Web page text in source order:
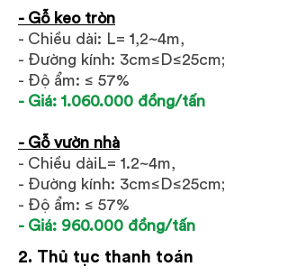
- Gỗ keo tròn
- Chiều dài: L= 1,2~4m,
- Đường kính: 3cm≤D≤25cm;
- Độ ẩm: ≤ 57%
- Giá: 1.060.000 đồng/tấn
- Gỗ vườn nhà
- Chiều dàiL= 1.2~4m,
- Đường kính: 3cm≤D≤25cm;
- Độ ẩm: ≤ 57%
- Giá: 960.000 đồng/tấn
2. Thủ tục thanh toán